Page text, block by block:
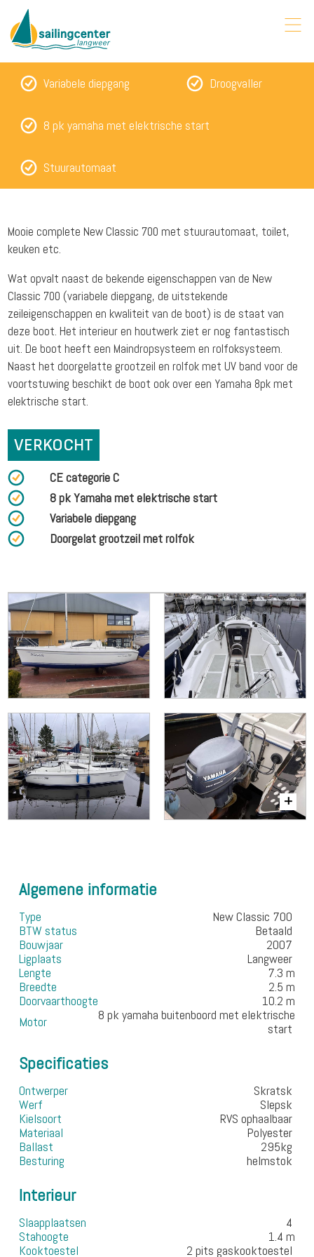
Variabele diepgang Droogvaller
8 pk yamaha met elektrische start
Stuurautomaat
Mooie complete New Classic 700 met stuurautomaat, toilet,
keuken etc.
Wat opvalt naast de bekende eigenschappen van de New
Classic 700 (variabele diepgang, de uitstekende
zeileigenschappen en kwaliteit van de boot) is de staat van
deze boot. Het interieur en houtwerk ziet er nog fantastisch
uit. De boot heeft een Maindropsysteem en rolfoksysteem.
Naast het doorgelatte grootzeil en rolfok met UV band voor de
voortstuwing beschikt de boot ook over een Yamaha 8pk met
elektrische start.
VERKOCHT
CE categorie C
8 pk Yamaha met elektrische start
Variabele diepgang
Doorgelat grootzeil met rolfok
Algemene informatie
Type
New Classic 700
BTW status
Betaald
Bouwjaar
2007
Ligplaats
Langweer
Lengte
7.3 m
Breedte
2.5 m
Doorvaarthoogte
10.2 m
Motor
8 pk yamaha buitenboord met elektrische
start
Specificaties
Ontwerper
Skratsk
Werf
Slepsk
Kielsoort
RVS ophaalbaar
Materiaal
Polyester
Ballast
295kg
Besturing
helmstok
Interieur
Slaapplaatsen
4
Stahoogte
1.4 m
Kooktoestel
2 pits gaskooktoestel